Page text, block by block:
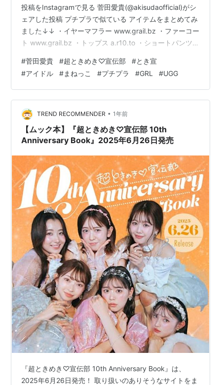
投稿をInstagramで見る 菅田愛貴(@akisudaofficial)がシ
ェアした投稿 プチプラで似ている アイテムをまとめてみ
ました↓↓ ・イヤーマフラー www.grail.bz ・ファーコー
ト www.grail.bz ・トップス a.r10.to ・ショートパンツ
こちら↓↓ ・Crayme/2way Fur Tippet
https://ec.crayme.com/shop/products/25AW-CRH-02
・JILL by …
#菅田愛貴 #超ときめき♡宣伝部 #とき宣
#アイドル #まねっこ #プチプラ #GRL #UGG
TREND RECOMMENDER • 1年前
【ムック本】『超ときめき♡宣伝部 10th
Anniversary Book』2025年6月26日発売
『超ときめき♡宣伝部 10th Anniversary Book』は、
2025年6月26日発売！ 取り扱いのありそうなサイトをま